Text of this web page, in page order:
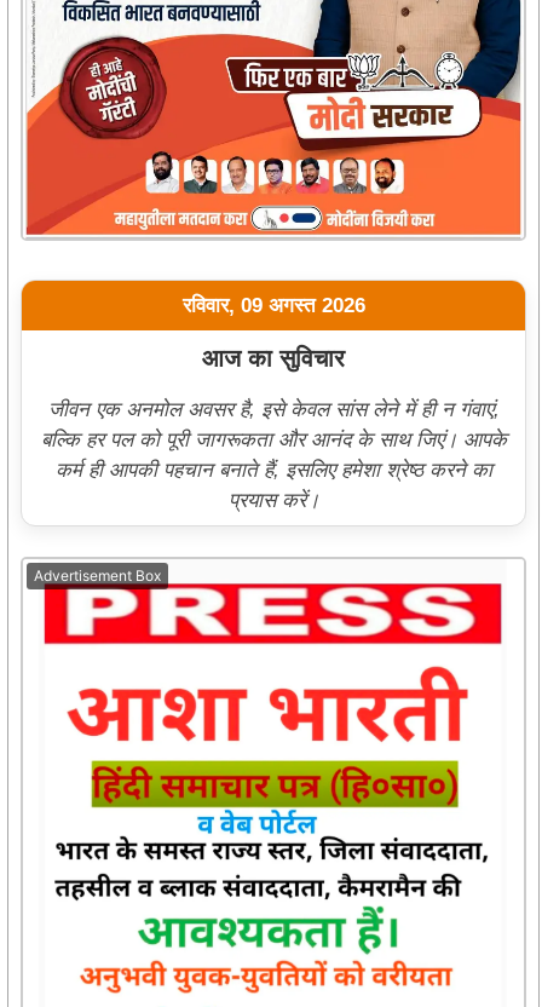
रविवार, 09 अगस्त 2026
आज का सुविचार
जीवन एक अनमोल अवसर है, इसे केवल सांस लेने में ही न गंवाएं,
बल्कि हर पल को पूरी जागरूकता और आनंद के साथ जिएं। आपके
कर्म ही आपकी पहचान बनाते हैं, इसलिए हमेशा श्रेष्ठ करने का
प्रयास करें।
Advertisement Box